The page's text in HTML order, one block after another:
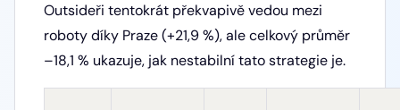
Outsideři tentokrát překvapivě vedou mezi
roboty díky Praze (+21,9 %), ale celkový průměr
–18,1 % ukazuje, jak nestabilní tato strategie je.